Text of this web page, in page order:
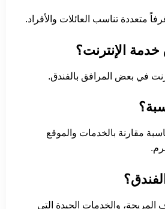
متعددة تناسب العائلات والأفراد.
الإنترنت؟
في بعض المرافق بالفندق.
مقارنة بالخدمات والموقع
والخدمات الجيدة التي